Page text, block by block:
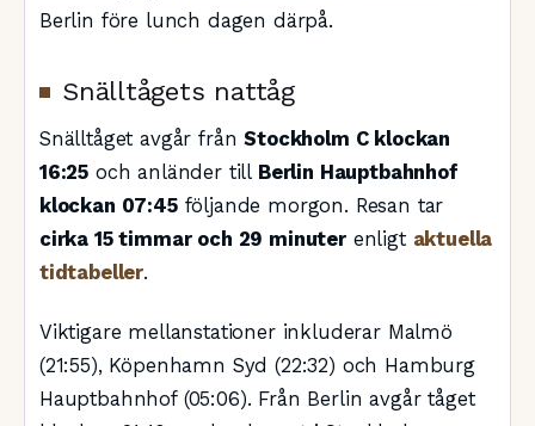
Berlin före lunch dagen därpå.
Snälltågets nattåg
Snälltåget avgår frånStockholm C klockan
16:25 och anländer till Berlin Hauptbahnhof
klockan 07:45följande morgon. Resan tar
cirka 15 timmar och 29 minuterenligt aktuella
tidtabeller.
Viktigare mellanstationer inkluderar Malmö
(21:55), Köpenhamn Syd (22:32) och Hamburg
Hauptbahnhof (05:06). Från Berlin avgår tåget